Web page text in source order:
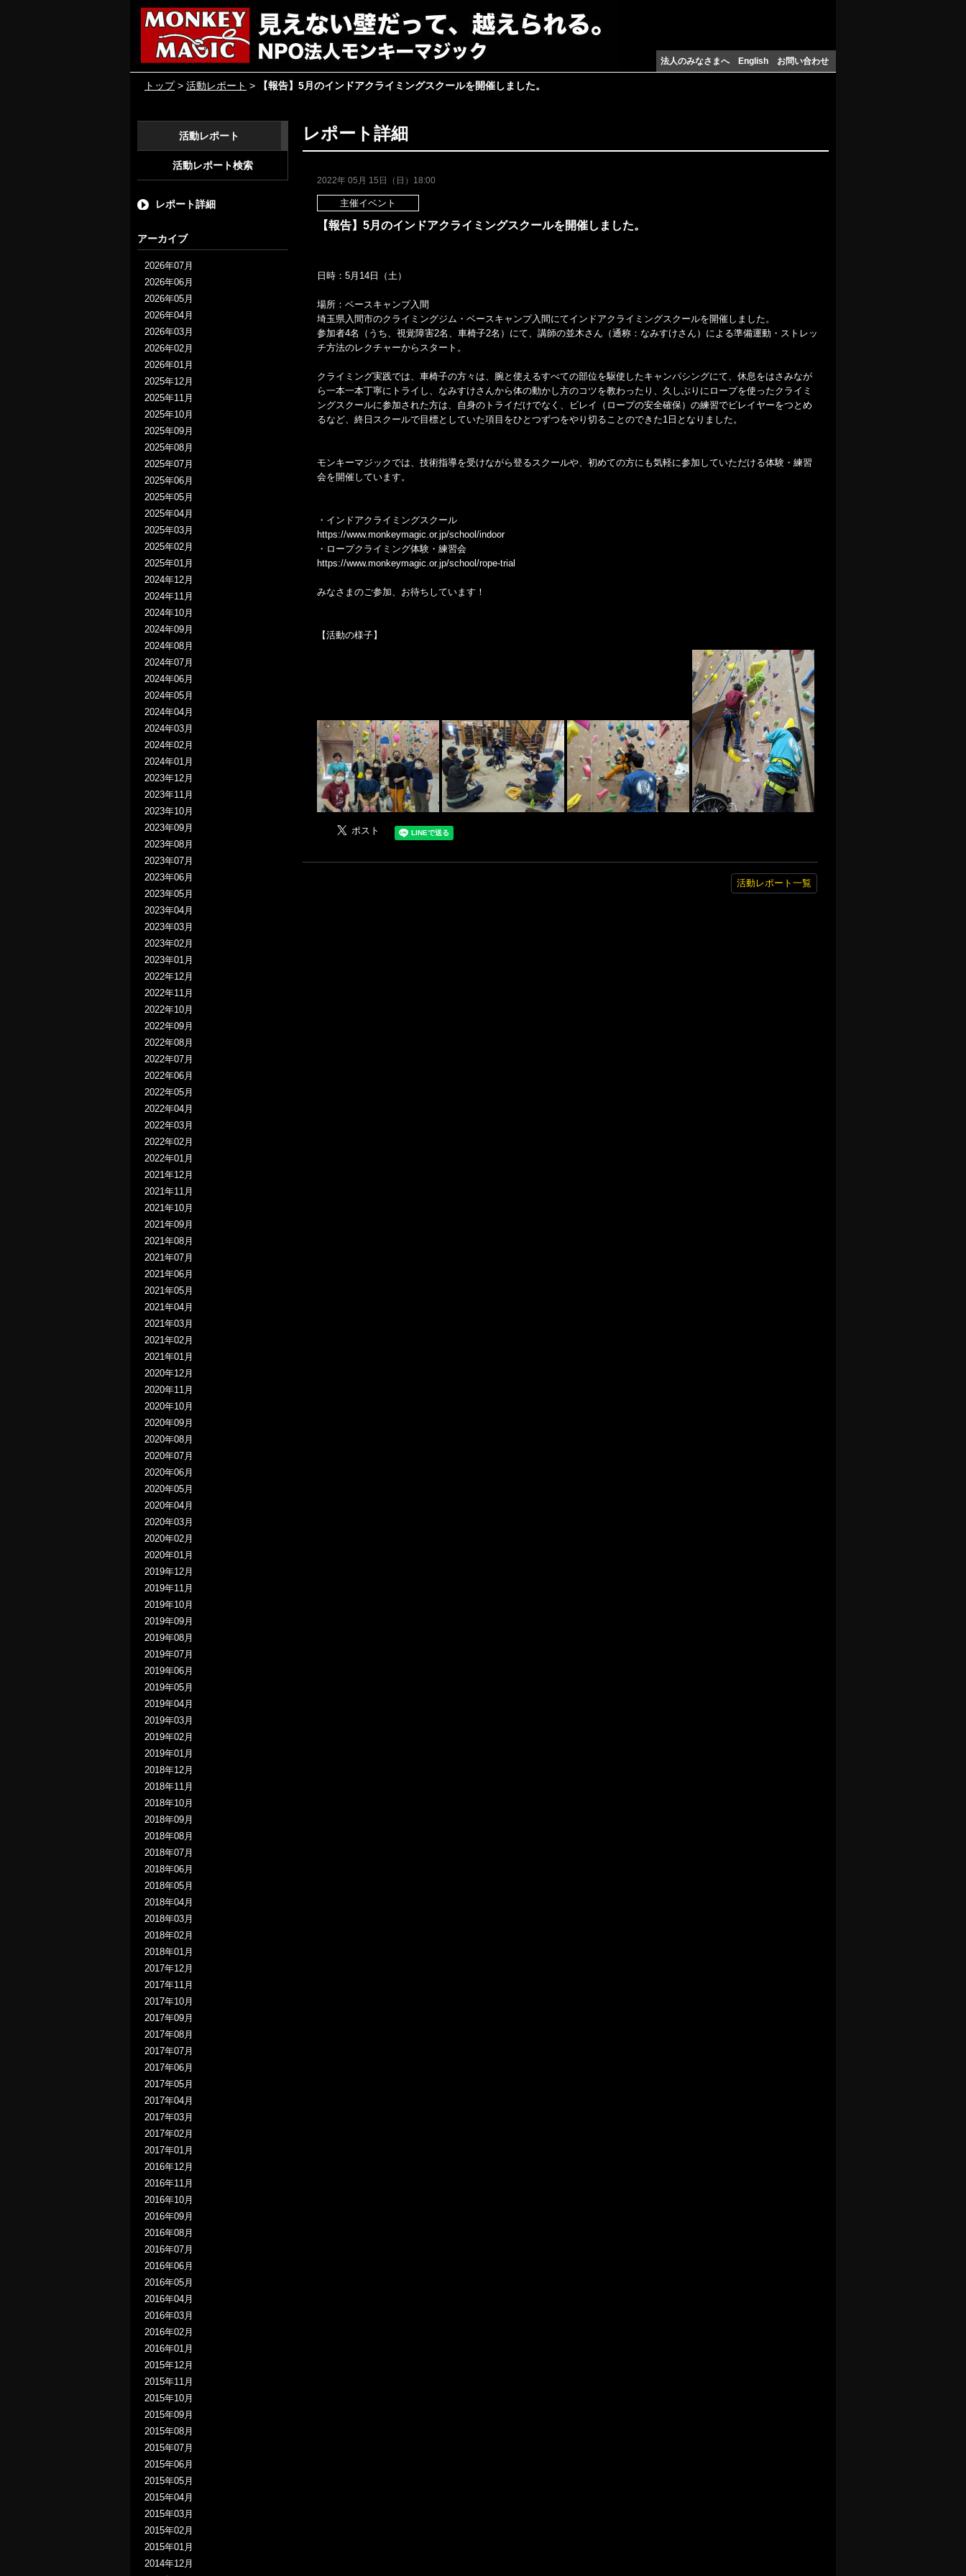
法人のみなさまへ English お問い合わせ
トップ> 活動レポート > 【報告】5月のインドアクライミングスクールを開催しました。
活動レポート
活動レポート検索
レポート詳細
アーカイブ
2026年07月
2026年06月
2026年05月
2026年04月
2026年03月
2026年02月
2026年01月
2025年12月
2025年11月
2025年10月
2025年09月
2025年08月
2025年07月
2025年06月
2025年05月
2025年04月
2025年03月
2025年02月
2025年01月
2024年12月
2024年11月
2024年10月
2024年09月
2024年08月
2024年07月
2024年06月
2024年05月
2024年04月
2024年03月
2024年02月
2024年01月
2023年12月
2023年11月
2023年10月
2023年09月
2023年08月
2023年07月
2023年06月
2023年05月
2023年04月
2023年03月
2023年02月
2023年01月
2022年12月
2022年11月
2022年10月
2022年09月
2022年08月
2022年07月
2022年06月
2022年05月
2022年04月
2022年03月
2022年02月
2022年01月
2021年12月
2021年11月
2021年10月
2021年09月
2021年08月
2021年07月
2021年06月
2021年05月
2021年04月
2021年03月
2021年02月
2021年01月
2020年12月
2020年11月
2020年10月
2020年09月
2020年08月
2020年07月
2020年06月
2020年05月
2020年04月
2020年03月
2020年02月
2020年01月
2019年12月
2019年11月
2019年10月
2019年09月
2019年08月
2019年07月
2019年06月
2019年05月
2019年04月
2019年03月
2019年02月
2019年01月
2018年12月
2018年11月
2018年10月
2018年09月
2018年08月
2018年07月
2018年06月
2018年05月
2018年04月
2018年03月
2018年02月
2018年01月
2017年12月
2017年11月
2017年10月
2017年09月
2017年08月
2017年07月
2017年06月
2017年05月
2017年04月
2017年03月
2017年02月
2017年01月
2016年12月
2016年11月
2016年10月
2016年09月
2016年08月
2016年07月
2016年06月
2016年05月
2016年04月
2016年03月
2016年02月
2016年01月
2015年12月
2015年11月
2015年10月
2015年09月
2015年08月
2015年07月
2015年06月
2015年05月
2015年04月
2015年03月
2015年02月
2015年01月
2014年12月
レポート詳細
2022年 05月 15日（日）18:00
主催イベント
【報告】5月のインドアクライミングスクールを開催しました。
日時：5月14日（土）
場所：ベースキャンプ入間
埼玉県入間市のクライミングジム・ベースキャンプ入間にてインドアクライミングスクールを開催しました。
参加者4名（うち、視覚障害2名、車椅子2名）にて、講師の並木さん（通称：なみすけさん）による準備運動・ストレッ
チ方法のレクチャーからスタート。
クライミング実践では、車椅子の方々は、腕と使えるすべての部位を駆使したキャンパシングにて、休息をはさみなが
ら一本一本丁寧にトライし、なみすけさんから体の動かし方のコツを教わったり、久しぶりにロープを使ったクライミ
ングスクールに参加された方は、自身のトライだけでなく、ビレイ（ロープの安全確保）の練習でビレイヤーをつとめ
るなど、終日スクールで目標としていた項目をひとつずつをやり切ることのできた1日となりました。
モンキーマジックでは、技術指導を受けながら登るスクールや、初めての方にも気軽に参加していただける体験・練習
会を開催しています。
・インドアクライミングスクール
https://www.monkeymagic.or.jp/school/indoor
・ロープクライミング体験・練習会
https://www.monkeymagic.or.jp/school/rope-trial
みなさまのご参加、お待ちしています！
【活動の様子】
活動レポート一覧